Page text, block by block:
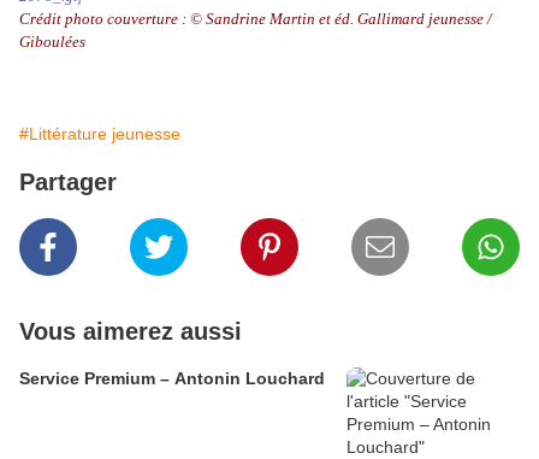
Crédit photo couverture : © Sandrine Martin et éd. Gallimard jeunesse /
Giboulées
#Littérature jeunesse
Partager
Vous aimerez aussi
Service Premium – Antonin Louchard